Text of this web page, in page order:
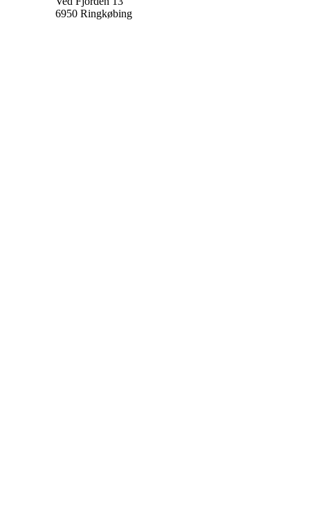
6950 Ringkøbing